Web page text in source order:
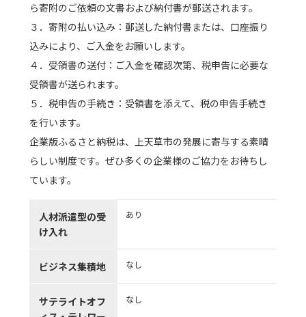
ら寄附のご依頼の文書および納付書が郵送されます。
３．寄附の払い込み：郵送した納付書または、口座振り
込みにより、ご入金をお願いします。
４．受領書の送付：ご入金を確認次第、税申告に必要な
受領書が送られます。
５．税申告の手続き：受領書を添えて、税の申告手続き
を行います。
企業版ふるさと納税は、上天草市の発展に寄与する素晴
らしい制度です。ぜひ多くの企業様のご協力をお待ちし
ています。
人材派遣型の受
け入れ
あり
ビジネス集積地 なし
サテライトオフ
なし